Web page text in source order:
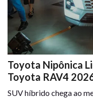
Toyota Nipônica
Toyota RAV4
SUV híbrido chega ao